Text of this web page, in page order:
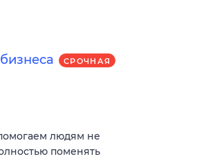
СРОЧНАЯ
людям не
поменять